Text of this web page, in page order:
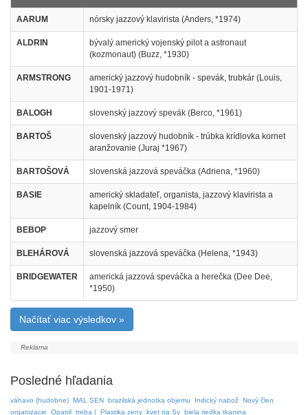
AARUM nórsky jazzový klavirista (Anders, *1974)
ALDRIN
bývalý americký vojenský pilot a astronaut
(kozmonaut) (Buzz, *1930)
ARMSTRONG
americký jazzový hudobník - spevák, trubkár (Louis,
1901-1971)
BALOGH slovenský jazzový spevák (Berco, *1961)
BARTOŠ
slovenský jazzový hudobník - trúbka krídlovka kornet
aranžovanie (Juraj *1967)
BARTOŠOVÁ slovenská jazzová speváčka (Adriena, *1960)
BASIE
americký skladateľ, organista, jazzový klavirista a
kapelník (Count, 1904-1984)
BEBOP jazzový smer
BLEHÁROVÁ slovenská jazzová speváčka (Helena, *1943)
BRIDGEWATER
americká jazzová speváčka a herečka (Dee Dee,
*1950)
Načítať viac výsledkov »
Posledné hľadania
váhavo (hudobne) MAL SEN brazilská jednotka objemu Indický nabož Nový člen
organizacie
Opatril treba ( Plastika zeny kvet na Sy biela riedka tkanina